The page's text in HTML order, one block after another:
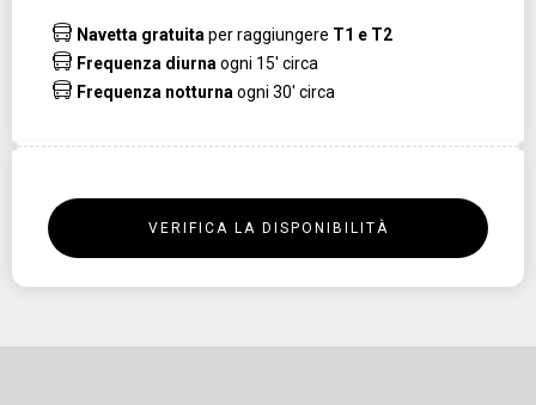
Navetta gratuita per raggiungere T1 e T2
Frequenza diurna ogni 15' circa
Frequenza notturna ogni 30' circa
VERIFICA LA DISPONIBILITÀ